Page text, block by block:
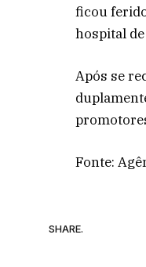
ficou
hospital
Após se
Fonte:
SHARE.